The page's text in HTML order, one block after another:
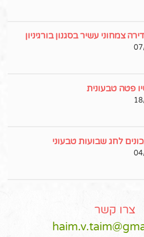
צמחוני עשיר בסגנון בורגיניון
פטה טבעונית
לחג שבועות טבעוני
צרו קשר